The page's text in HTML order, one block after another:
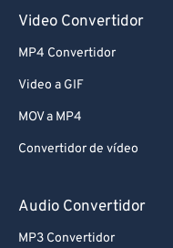
Video Convertidor
MP4 Convertidor
Video a GIF
MOV a MP4
Convertidor de vídeo
Audio Convertidor
MP3 Convertidor